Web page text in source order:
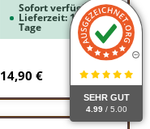
SEHR GUT
4.99 / 5.00
Sofort verfügbar,
Lieferzeit: 1-3
Tage
Regulärer Preis:
14,90 €